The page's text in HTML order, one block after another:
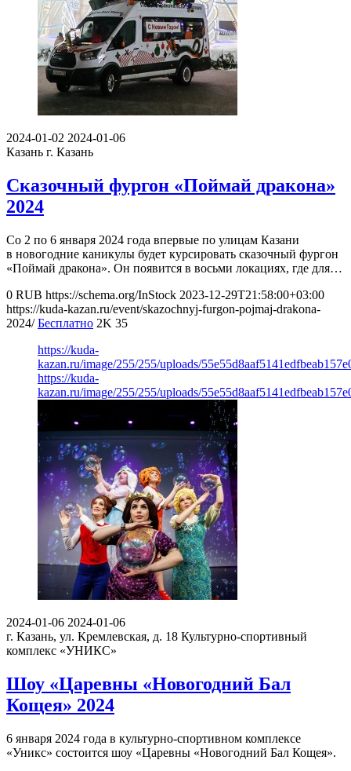
2024-01-02 2024-01-06
Казань г. Казань
Сказочный фургон «Поймай дракона»
2024
Со 2 по 6 января 2024 года впервые по улицам Казани
в новогодние каникулы будет курсировать сказочный фургон
«Поймай дракона». Он появится в восьми локациях, где для…
0 RUB https://schema.org/InStock 2023-12-29T21:58:00+03:00
https://kuda-kazan.ru/event/skazochnyj-furgon-pojmaj-drakona-
2024/ Бесплатно 2K 35
https://kuda-
kazan.ru/image/255/255/uploads/
https://kuda-
kazan.ru/image/255/255/uploads/
2024-01-06 2024-01-06
г. Казань, ул. Кремлевская, д. 18 Культурно-спортивный
комплекс «УНИКС»
Шоу «Царевны «Новогодний Бал
Кощея» 2024
6 января 2024 года в культурно-спортивном комплексе
«Уникс» состоится шоу «Царевны «Новогодний Бал Кощея».